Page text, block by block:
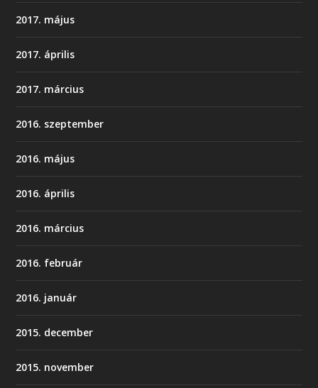
2017. május
2017. április
2017. március
2016. szeptember
2016. május
2016. április
2016. március
2016. február
2016. január
2015. december
2015. november